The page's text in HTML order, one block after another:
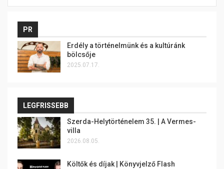
PR
Erdély a történelmünk és a kultúránk
bölcsője
2025.07.17.
LEGFRISSEBB
Szerda-Helytörténelem 35. | A Vermes-
villa
2026.08.05.
Költők és díjak | Könyvjelző Flash